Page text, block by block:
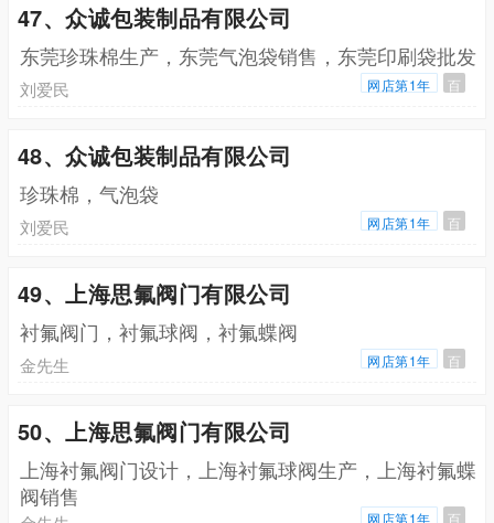
47、众诚包装制品有限公司
东莞珍珠棉生产，东莞气泡袋销售，东莞印刷袋批发
刘爱民 网店第1年 百
48、众诚包装制品有限公司
珍珠棉，气泡袋
刘爱民 网店第1年 百
49、上海思氟阀门有限公司
衬氟阀门，衬氟球阀，衬氟蝶阀
金先生 网店第1年 百
50、上海思氟阀门有限公司
上海衬氟阀门设计，上海衬氟球阀生产，上海衬氟蝶
阀销售
网店第1年 百